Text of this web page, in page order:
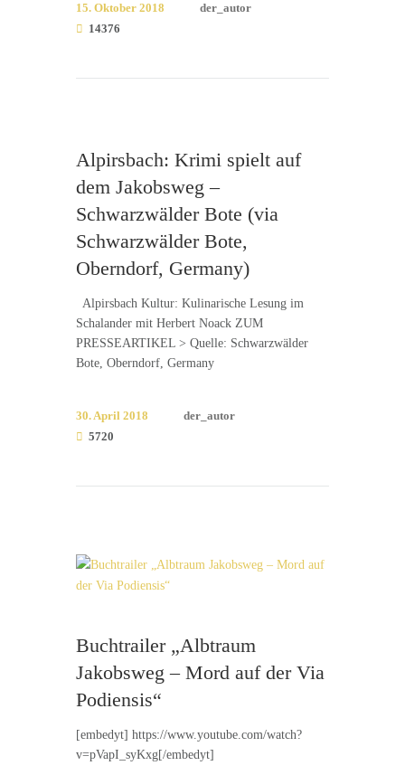
15. Oktober 2018
der_autor
14376
Alpirsbach: Krimi spielt auf
dem Jakobsweg –
Schwarzwälder Bote (via
Schwarzwälder Bote,
Oberndorf, Germany)
Alpirsbach Kultur: Kulinarische Lesung im
Schalander mit Herbert Noack ZUM
PRESSEARTIKEL > Quelle: Schwarzwälder
Bote, Oberndorf, Germany
30. April 2018
der_autor
5720
Buchtrailer „Albtraum
Jakobsweg – Mord auf der Via
Podiensis“
[embedyt] https://www.youtube.com/watch?
v=pVapI_syKxg[/embedyt]